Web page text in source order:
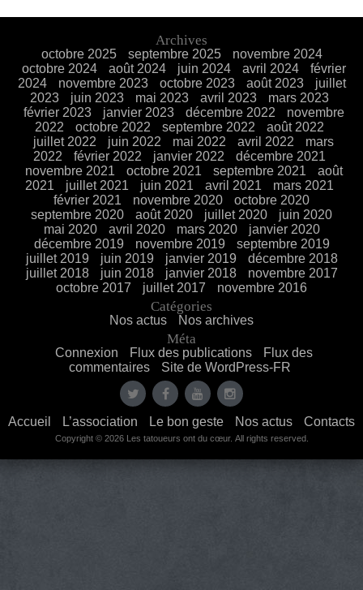
Archives
octobre 2025 septembre 2025
novembre 2024
octobre 2024
août 2024 juin 2024 avril 2024
février
2024
novembre 2023 octobre 2023 août 2023
juillet
2023
juin 2023 mai 2023 avril 2023
mars 2023
février 2023
janvier 2023 décembre 2022
novembre
2022
octobre 2022 septembre 2022
août 2022
juillet 2022
juin 2022 mai 2022 avril 2022
mars
2022
février 2022 janvier 2022
décembre 2021
novembre 2021
octobre 2021 septembre 2021
août
2021
juillet 2021 juin 2021 avril 2021
mars 2021
février 2021
novembre 2020
octobre 2020
septembre 2020
août 2020 juillet 2020
juin 2020
mai 2020
avril 2020 mars 2020
janvier 2020
décembre 2019
novembre 2019
septembre 2019
juillet 2019
juin 2019 janvier 2019
décembre 2018
juillet 2018
juin 2018 janvier 2018
novembre 2017
octobre 2017
juillet 2017 novembre 2016
Catégories
Nos actus Nos archives
Méta
Connexion Flux des publications
Flux des
commentaires
Site de WordPress-FR
Accueil L’association Le bon geste Nos actus Contacts
Copyright © 2026 Les tatoueurs ont du cœur. All rights reserved.